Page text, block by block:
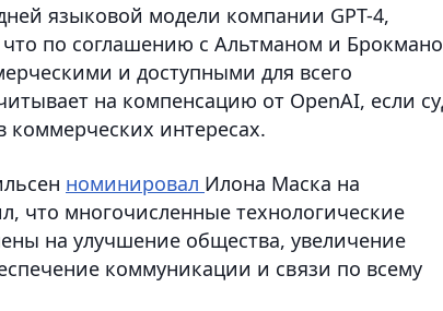
языковой модели компании GPT-4,
по соглашению с Альтманом и
и доступными для всего
на компенсацию от OpenAI, если
коммерческих интересах.
номинировал Илона Маска на
что многочисленные технологические
на улучшение общества, увеличение
коммуникации и связи по всему